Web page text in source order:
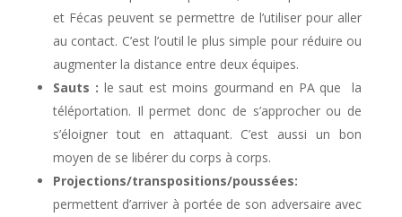
et Fécas peuvent se permettre de l’utiliser pour aller
au contact. C’est l’outil le plus simple pour réduire ou
augmenter la distance entre deux équipes.
Sauts : le saut est moins gourmand en PA que la
téléportation. Il permet donc de s’approcher ou de
s’éloigner tout en attaquant. C’est aussi un bon
moyen de se libérer du corps à corps.
Projections/transpositions/poussées:
permettent d’arriver à portée de son adversaire avec